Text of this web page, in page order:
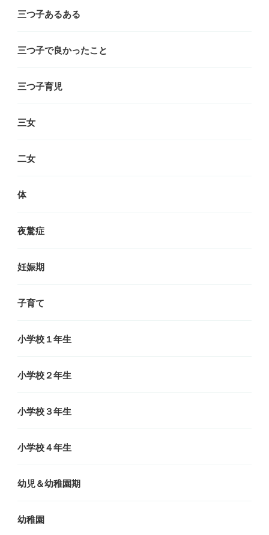
三つ子あるある
三つ子で良かったこと
三つ子育児
三女
二女
体
夜驚症
妊娠期
子育て
小学校１年生
小学校２年生
小学校３年生
小学校４年生
幼児＆幼稚園期
幼稚園